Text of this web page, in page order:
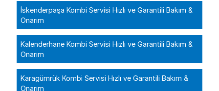
İskenderpaşa Kombi Servisi Hızlı ve Garantili Bakım &
Onarım
Kalenderhane Kombi Servisi Hızlı ve Garantili Bakım &
Onarım
Karagümrük Kombi Servisi Hızlı ve Garantili Bakım &
Onarım